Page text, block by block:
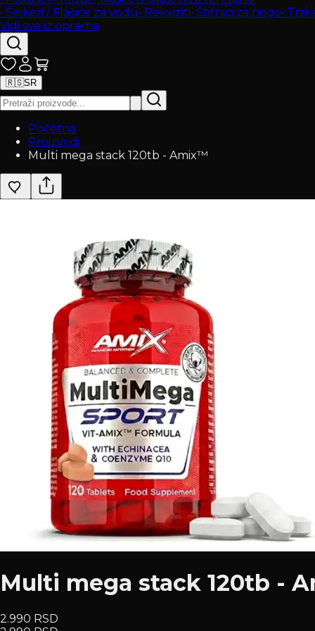
• Šejkeri / Flašice za vodu• Rekviziti• Štitnici za noge•
Vidi sve iz opreme
🇷🇸SR
Početna
Proizvodi
Multi mega stack 120tb - Amix™
Multi mega stack 120tb -
2.990 RSD